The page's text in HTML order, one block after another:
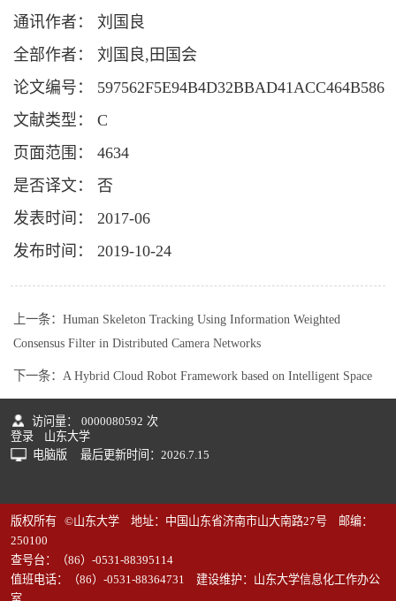
通讯作者： 刘国良
全部作者： 刘国良,田国会
论文编号： 597562F5E94B4D32BBAD41ACC464B586
文献类型： C
页面范围： 4634
是否译文： 否
发表时间： 2017-06
发布时间： 2019-10-24
上一条： Human Skeleton Tracking Using Information Weighted
Consensus Filter in Distributed Camera Networks
下一条： A Hybrid Cloud Robot Framework based on Intelligent Space
访问量： 0000080592 次
登录
山东大学
电脑版
最后更新时间： 2026 7 15
版权所有 ©山东大学 地址：中国山东省济南市山大南路27号 邮编：
250100
查号台：（86）-0531-88395114
值班电话：（86）-0531-88364731 建设维护：山东大学信息化工作办公